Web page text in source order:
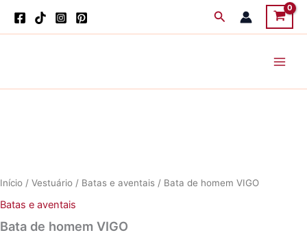
Search
Início / Vestuário / Batas e aventais / Bata de homem VIGO
Batas e aventais
Bata de homem VIGO